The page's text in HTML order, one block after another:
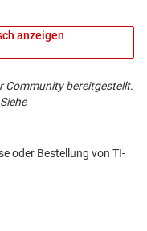
anzeigen
Community bereitgestellt.
oder Bestellung von TI-